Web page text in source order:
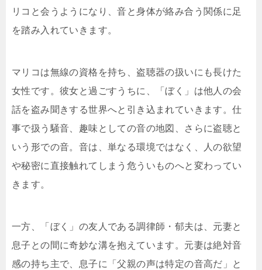
リコと会うようになり、音と身体が絡み合う関係に足
を踏み入れていきます。
マリコは無線の資格を持ち、盗聴器の扱いにも長けた
女性です。彼女と過ごすうちに、「ぼく」は他人の会
話を盗み聞きする世界へと引き込まれていきます。仕
事で扱う騒音、趣味としての音の地図、さらに盗聴と
いう形での音。音は、単なる環境ではなく、人の欲望
や秘密に直接触れてしまう危ういものへと変わってい
きます。
一方、「ぼく」の友人である調律師・郁夫は、元妻と
息子との間に奇妙な溝を抱えています。元妻は絶対音
感の持ち主で、息子に「父親の声は特定の音高だ」と